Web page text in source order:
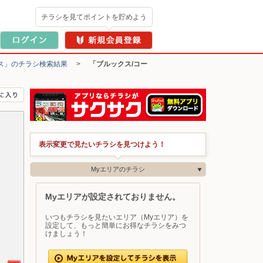
チラシを見てポイントを貯めよう
」のチラシ検索結果 > 「ブルックス/コー
表示変更で見たいチラシを見つけよう！
Myエリアのチラシ
Myエリアが設定されておりません。
いつもチラシを見たいエリア（Myエリア）を
設定して、もっと簡単にお得なチラシをみつ
けましょう！